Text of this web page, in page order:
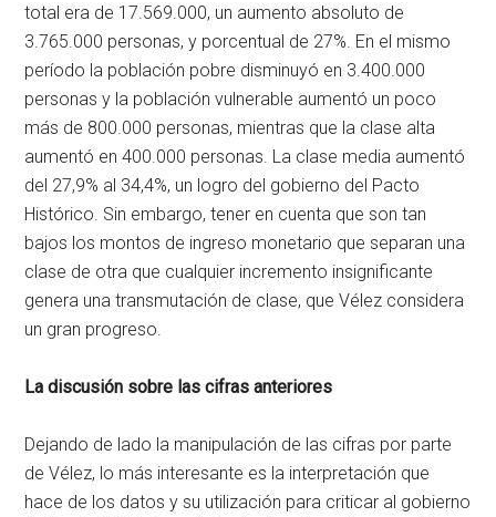
total era de 17.569.000, un aumento absoluto de
3.765.000 personas, y porcentual de 27%. En el mismo
período la población pobre disminuyó en 3.400.000
personas y la población vulnerable aumentó un poco
más de 800.000 personas, mientras que la clase alta
aumentó en 400.000 personas. La clase media aumentó
del 27,9% al 34,4%, un logro del gobierno del Pacto
Histórico. Sin embargo, tener en cuenta que son tan
bajos los montos de ingreso monetario que separan una
clase de otra que cualquier incremento insignificante
genera una transmutación de clase, que Vélez considera
un gran progreso.
La discusión sobre las cifras anteriores
Dejando de lado la manipulación de las cifras por parte
de Vélez, lo más interesante es la interpretación que
hace de los datos y su utilización para criticar al gobierno